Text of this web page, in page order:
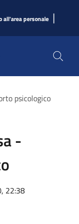
all'area personale |
psicologico
-
22:38